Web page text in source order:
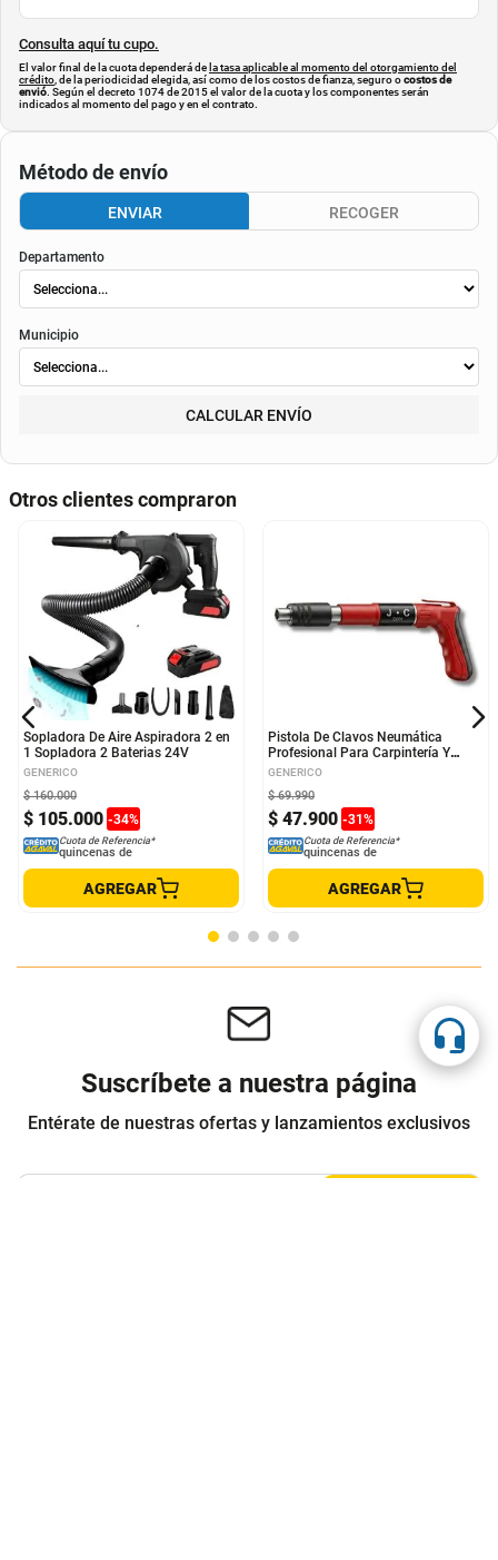
Consulta aquí tu cupo.
El valor final de la cuota dependerá de la tasa aplicable al momento del otorgamiento del
crédito , de la periodicidad elegida, así como de los costos de fianza, seguro ocostos de
envió. Según el decreto 1074 de 2015 el valor de la cuota y los componentes serán
indicados al momento del pago y en el contrato.
Método de envío
ENVIAR RECOGER
Departamento
Municipio
CALCULAR ENVÍO
Otros clientes compraron
Sopladora De Aire Aspiradora 2 en
1 Sopladora 2 Baterias 24V
GENERICO
$ 105.000 -34%
$ 160.000
Cuota de Referencia*
quincenas de
AGREGAR
Pistola De Clavos Neumática
Profesional Para Carpintería Y
Construcción
GENERICO
$ 47.900 -31%
$ 69.990
Cuota de Referencia*
quincenas de
AGREGAR
Suscríbete a nuestra página
Entérate de nuestras ofertas y lanzamientos exclusivos